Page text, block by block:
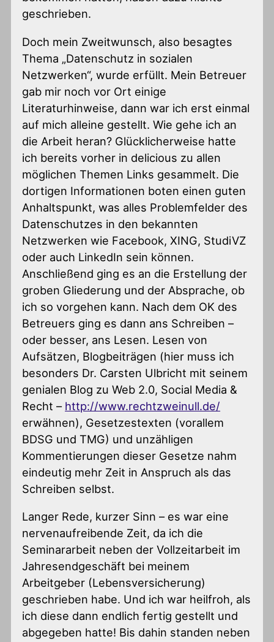
geschrieben.
Doch mein Zweitwunsch, also besagtes
Thema „Datenschutz in sozialen
Netzwerken“, wurde erfüllt. Mein Betreuer
gab mir noch vor Ort einige
Literaturhinweise, dann war ich erst einmal
auf mich alleine gestellt. Wie gehe ich an
die Arbeit heran? Glücklicherweise hatte
ich bereits vorher in delicious zu allen
möglichen Themen Links gesammelt. Die
dortigen Informationen boten einen guten
Anhaltspunkt, was alles Problemfelder des
Datenschutzes in den bekannten
Netzwerken wie Facebook, XING, StudiVZ
oder auch LinkedIn sein können.
Anschließend ging es an die Erstellung der
groben Gliederung und der Absprache, ob
ich so vorgehen kann. Nach dem OK des
Betreuers ging es dann ans Schreiben –
oder besser, ans Lesen. Lesen von
Aufsätzen, Blogbeiträgen (hier muss ich
besonders Dr. Carsten Ulbricht mit seinem
genialen Blog zu Web 2.0, Social Media &
Recht – http://www.rechtzweinull.de/
erwähnen), Gesetzestexten (vorallem
BDSG und TMG) und unzähligen
Kommentierungen dieser Gesetze nahm
eindeutig mehr Zeit in Anspruch als das
Schreiben selbst.
Langer Rede, kurzer Sinn – es war eine
nervenaufreibende Zeit, da ich die
Seminararbeit neben der Vollzeitarbeit im
Jahresendgeschäft bei meinem
Arbeitgeber (Lebensversicherung)
geschrieben habe. Und ich war heilfroh, als
ich diese dann endlich fertig gestellt und
abgegeben hatte! Bis dahin standen neben